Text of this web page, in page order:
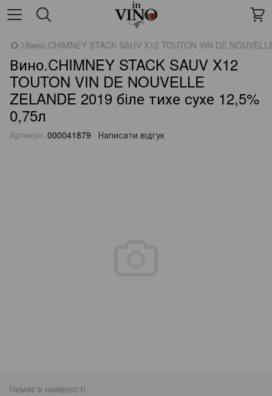
Вино.CHIMNEY STACK SAUV X12 TOUTON VIN DE
Вино.CHIMNEY STACK SAUV X12
TOUTON VIN DE NOUVELLE
ZELANDE 2019 біле тихе сухе 12,5%
0,75л
Артикул: 000041879 Написати відгук
Немає в наявності